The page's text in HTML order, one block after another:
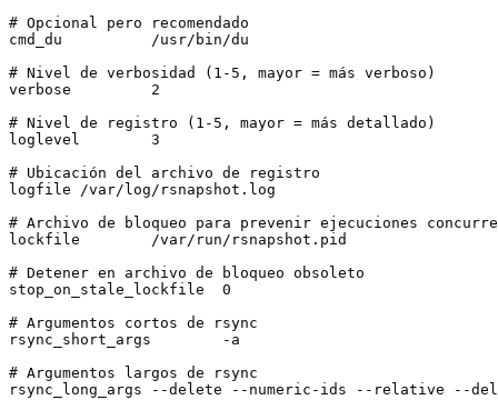
# Opcional pero recomendado
cmd_du		/usr/bin/du
# Nivel de verbosidad (1-5, mayor = más verboso)
verbose		2
# Nivel de registro (1-5, mayor = más detallado)
loglevel	3
# Ubicación del archivo de registro
logfile	/var/log/rsnapshot.log
# Archivo de bloqueo para prevenir ejecuciones
lockfile	/var/run/rsnapshot.pid
# Detener en archivo de bloqueo obsoleto
stop_on_stale_lockfile	0
# Argumentos cortos de rsync
rsync_short_args	-a
# Argumentos largos de rsync
rsync_long_args	--delete --numeric-ids --relative --delete-excluded